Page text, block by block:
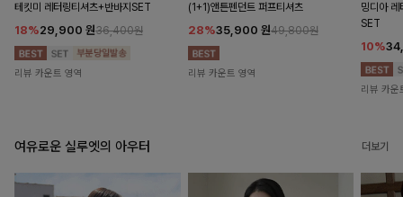
테킷미 레터링티셔츠+반바지SET
18%29,900 원36,400원
리뷰 카운트 영역
(1+1)앤튼펜던트 퍼프티셔츠
28%35,900 원49,800원
리뷰 카운트 영역
밍디아 레
SET
10%
리뷰 카운
여유로운 실루엣의 아우터 더보기